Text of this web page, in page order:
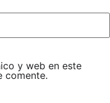
y web en este
comente.